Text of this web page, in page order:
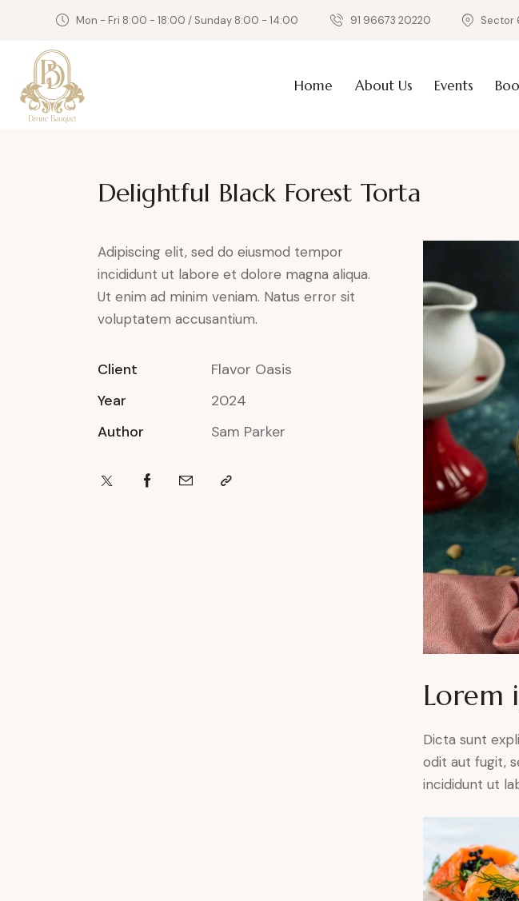
Mon - Fri 8:00 - 18:00 / Sunday 8:00 - 14:00 91 96673 20220 Sector
Home About Us Events
Delightful Black Forest Torta
Adipiscing elit, sed do eiusmod tempor
incididunt ut labore et dolore magna aliqua.
Ut enim ad minim veniam. Natus error sit
voluptatem accusantium.
Client
Flavor Oasis
Year
2024
Author
Sam Parker
Lorem
Dicta sunt
odit aut fugit,
incididunt ut